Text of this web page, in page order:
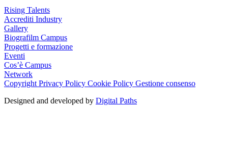
Rising Talents
Accrediti Industry
Gallery
Biografilm Campus
Progetti e formazione
Eventi
Cos’è Campus
Network
Copyright Privacy Policy Cookie Policy Gestione consenso
Designed and developed by Digital Paths